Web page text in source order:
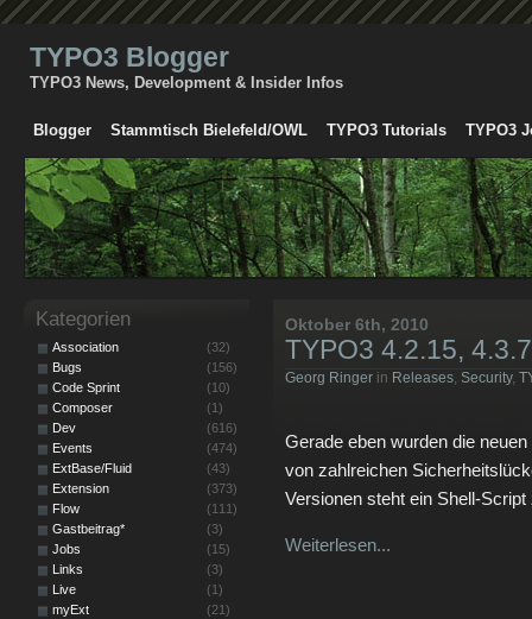
TYPO3 Blogger
TYPO3 News, Development & Insider Infos
Blogger Stammtisch Bielefeld/OWL TYPO3 Tutorials TYPO3
Oktober 6th, 2010
TYPO3 4.2.15,
Georg Ringer in Releases, Security,
Gerade eben wurden die
von zahlreichen
Versionen steht ein Shell-Script
Weiterlesen...
Kategorien
Association
(32)
Bugs
(156)
Code Sprint
(10)
Composer
(1)
Dev
(616)
Events
(474)
ExtBase/Fluid
(43)
Extension
(373)
Flow
(111)
Gastbeitrag*
(3)
Jobs
(15)
Links
(3)
Live
(1)
myExt
(21)